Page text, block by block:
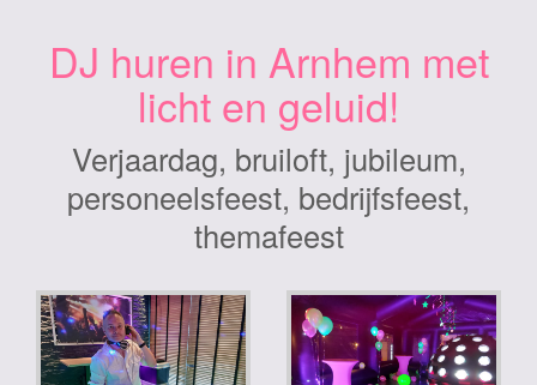
DJ huren in Arnhem met
licht en geluid!
Verjaardag, bruiloft, jubileum,
personeelsfeest, bedrijfsfeest,
themafeest